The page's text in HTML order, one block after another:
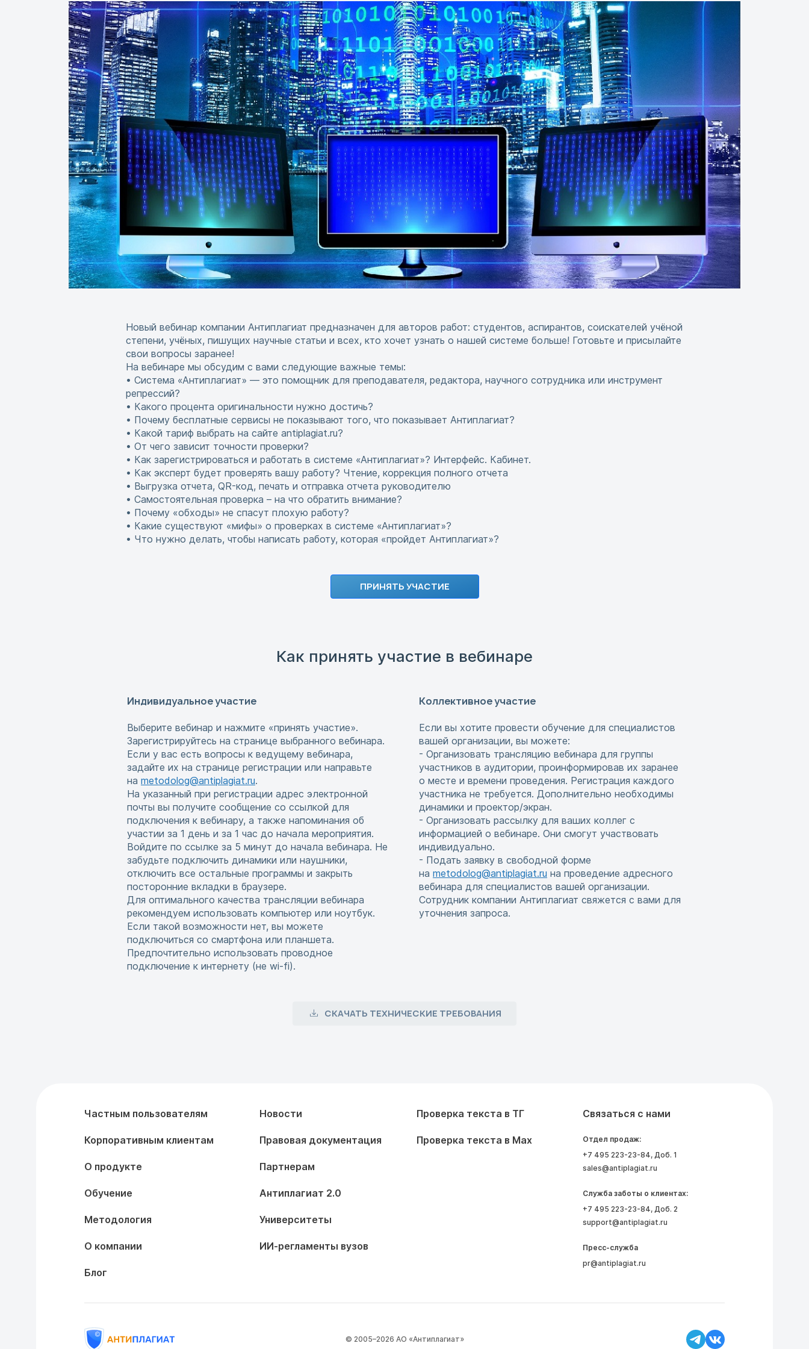
Новый вебинар компании Антиплагиат предназначен для авторов работ: студентов, аспирантов, соискателей учёной
степени, учёных, пишущих научные статьи и всех, кто хочет узнать о нашей системе больше! Готовьте и присылайте
свои вопросы заранее!
На вебинаре мы обсудим с вами следующие важные темы:
• Система «Антиплагиат» — это помощник для преподавателя, редактора, научного сотрудника или инструмент
репрессий?
• Какого процента оригинальности нужно достичь?
• Почему бесплатные сервисы не показывают того, что показывает Антиплагиат?
• Какой тариф выбрать на сайте antiplagiat.ru?
• От чего зависит точности проверки?
• Как зарегистрироваться и работать в системе «Антиплагиат»? Интерфейс. Кабинет.
• Как эксперт будет проверять вашу работу? Чтение, коррекция полного отчета
• Выгрузка отчета, QR-код, печать и отправка отчета руководителю
• Самостоятельная проверка – на что обратить внимание?
• Почему «обходы» не спасут плохую работу?
• Какие существуют «мифы» о проверках в системе «Антиплагиат»?
• Что нужно делать, чтобы написать работу, которая «пройдет Антиплагиат»?
ПРИНЯТЬ УЧАСТИЕ
Как принять участие в вебинаре
Индивидуальное участие
Выберите вебинар и нажмите «принять участие».
Зарегистрируйтесь на странице выбранного вебинара.
Если у вас есть вопросы к ведущему вебинара,
задайте их на странице регистрации или направьте
на metodolog@antiplagiat.ru.
На указанный при регистрации адрес электронной
почты вы получите сообщение со ссылкой для
подключения к вебинару, а также напоминания об
участии за 1 день и за 1 час до начала мероприятия.
Войдите по ссылке за 5 минут до начала вебинара. Не
забудьте подключить динамики или наушники,
отключить все остальные программы и закрыть
посторонние вкладки в браузере.
Для оптимального качества трансляции вебинара
рекомендуем использовать компьютер или ноутбук.
Если такой возможности нет, вы можете
подключиться со смартфона или планшета.
Предпочтительно использовать проводное
подключение к интернету (не wi-fi).
Коллективное участие
Если вы хотите провести обучение для специалистов
вашей организации, вы можете:
- Организовать трансляцию вебинара для группы
участников в аудитории, проинформировав их заранее
о месте и времени проведения. Регистрация каждого
участника не требуется. Дополнительно необходимы
динамики и проектор/экран.
- Организовать рассылку для ваших коллег с
информацией о вебинаре. Они смогут участвовать
индивидуально.
- Подать заявку в свободной форме
на metodolog@antiplagiat.ru на проведение адресного
вебинара для специалистов вашей организации.
Сотрудник компании Антиплагиат свяжется с вами для
уточнения запроса.
СКАЧАТЬ ТЕХНИЧЕСКИЕ ТРЕБОВАНИЯ
Частным пользователям
Корпоративным клиентам
О продукте
Обучение
Методология
О компании
Блог
Новости
Правовая документация
Партнерам
Антиплагиат 2.0
Университеты
ИИ-регламенты вузов
Проверка текста в ТГ
Проверка текста в Max
Связаться с нами
Отдел продаж:
+7 495 223-23-84, Доб. 1
sales@antiplagiat.ru
Служба заботы о клиентах:
+7 495 223-23-84, Доб. 2
support@antiplagiat.ru
Пресс-служба
pr@antiplagiat.ru
© 2005–2026 АО «Антиплагиат»